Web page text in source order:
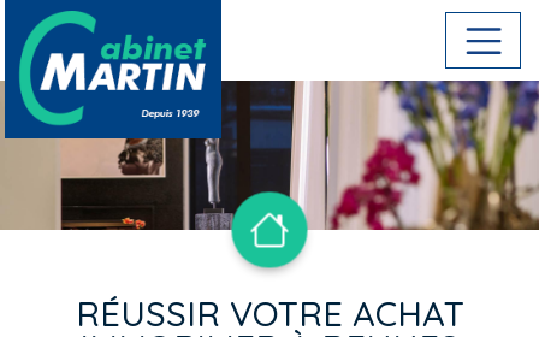
Aller au contenu principal
RÉUSSIR VOTRE ACHAT